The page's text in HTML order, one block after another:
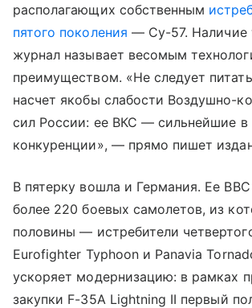
располагающих собственным
пятого поколения — Су-57. Наличие
журнал называет весомым
преимуществом. «Не следует
насчет якобы слабости Воздушно-
сил России: ее ВКС — сильнейшие в
конкуренции», — прямо пишет
В пятерку вошла и Германия. Ее
более 220 боевых самолетов, из
половины — истребители
Eurofighter Typhoon и Panavia
ускоряет модернизацию: в рамках
закупки F-35A Lightning II первый